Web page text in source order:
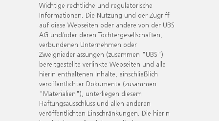
Wichtige rechtliche und regulatorische
Informationen. Die Nutzung und der Zugriff
auf diese Webseiten oder andere von der UBS
AG und/oder deren Tochtergesellschaften,
verbundenen Unternehmen oder
Zweigniederlassungen (zusammen "UBS")
bereitgestellte verlinkte Webseiten und alle
hierin enthaltenen Inhalte, einschließlich
veröffentlichter Dokumente (zusammen
"Materialien"), unterliegen diesem
Haftungsausschluss und allen anderen
veröffentlichten Einschränkungen. Die hierin